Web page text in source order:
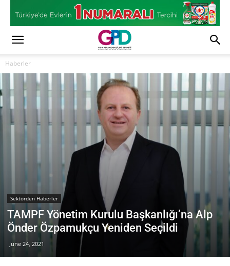
Haberler
Sektörden Haberler
TAMPF Yönetim Kurulu Başkanlığı’na Alp
Önder Özpamukçu Yeniden Seçildi
June 24, 2021